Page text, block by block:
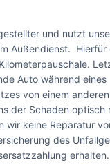
und nutzt
Außendienst.  Hierfür
Auto während eines
von einem
der Schaden optisch
wir keine Reparatur
des
erhalten.